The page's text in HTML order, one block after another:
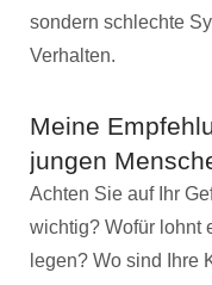
sondern schlechte
Verhalten.
Meine
jungen
Achten Sie auf Ihr
wichtig? Wofür lohnt
legen? Wo sind Ihre